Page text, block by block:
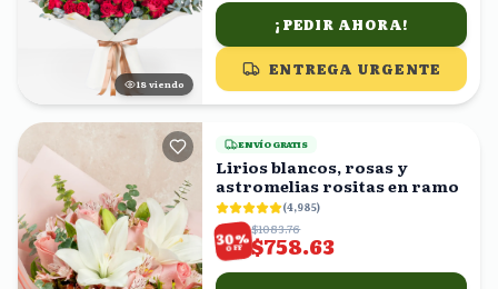
18 viendo
¡PEDIR AHORA!
ENTREGA URGENTE
ENVÍO GRATIS
Lirios blancos, rosas y
astromelias rositas en ramo
(4,985)
30%
OFF
$1083.76
$758.63